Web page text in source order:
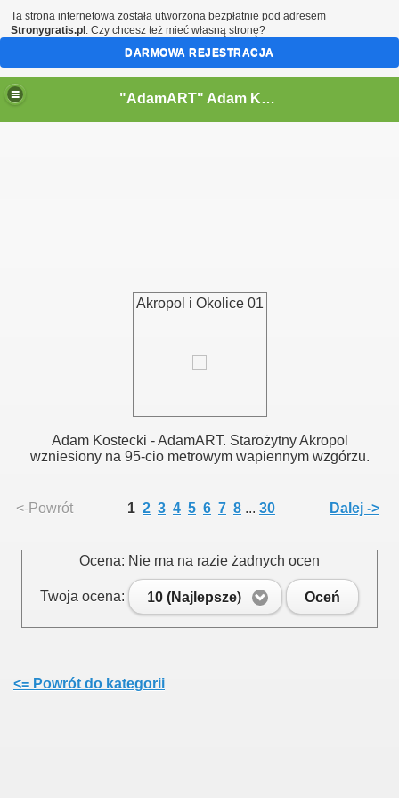
"AdamART" Adam Kostecki Bielsko-Biała - Krajobrazy
Akropol i Okolice 01
Adam Kostecki - AdamART. Starożytny Akropol
wzniesiony na 95-cio metrowym wapiennym wzgórzu.
<-Powrót 1 2 3 4 5 6 7 8 ... 30 Dalej ->
Ocena: Nie ma na razie żadnych ocen
Twoja ocena: 10 (Najlepsze) Oceń
<= Powrót do kategorii
Ta strona internetowa została utworzona bezpłatnie pod adresem
Stronygratis.pl . Czy chcesz też mieć własną stronę?
DARMOWA REJESTRACJA